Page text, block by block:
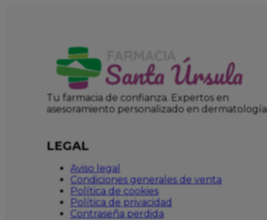
Tu farmacia de confianza. Expertos en
asesoramiento personalizado en dermatología
LEGAL
Aviso legal
Condiciones generales de venta
Política de cookies
Política de privacidad
Contraseña perdida